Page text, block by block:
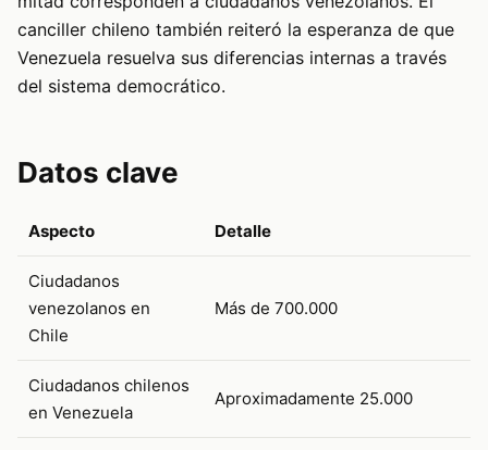
canciller chileno también reiteró la esperanza de que
Venezuela resuelva sus diferencias internas a través
del sistema democrático.
Datos clave
Aspecto Detalle
Ciudadanos
venezolanos en
Chile
Más de 700.000
Ciudadanos chilenos
en Venezuela
Aproximadamente 25.000